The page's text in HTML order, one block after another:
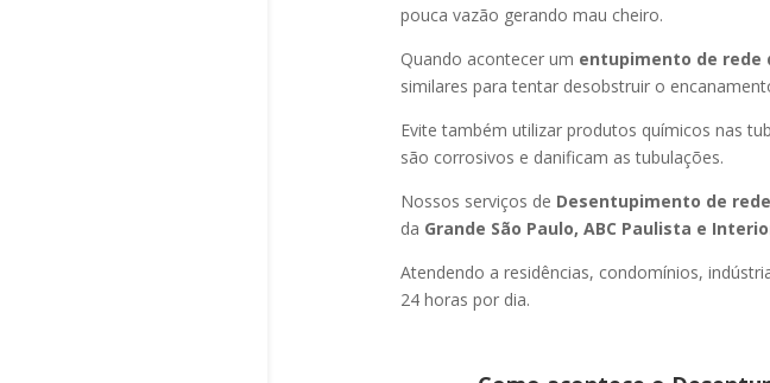
pouca vazão gerando mau cheiro.
Quando acontecer um entupimento de rede
similares para tentar desobstruir o
Evite também utilizar produtos químicos nas
são corrosivos e danificam as tubulações.
Nossos serviços de Desentupimento de
da Grande São Paulo, ABC Paulista e
Atendendo a residências, condomínios,
24 horas por dia.